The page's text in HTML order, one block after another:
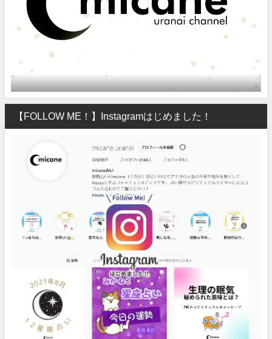
【FOLLOW ME！】Instagramはじめました！